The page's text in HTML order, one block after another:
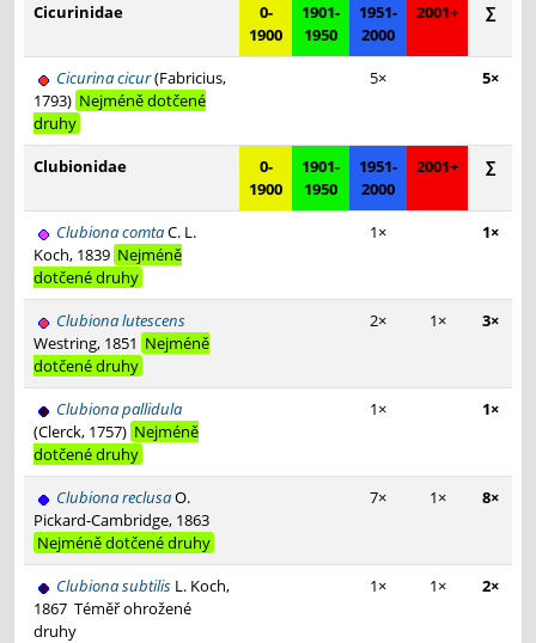
Cicurinidae
0-
1900
1901-
1950
1951-
2000
2001+ ∑
Cicurina cicur(Fabricius,
1793) Nejméně dotčené
druhy
5× 5×
Clubionidae
0-
1900
1901-
1950
1951-
2000
2001+ ∑
Clubiona comtaC. L.
Koch, 1839 Nejméně
dotčené druhy
1× 1×
Clubiona lutescens
Westring, 1851 Nejméně
dotčené druhy
2× 1× 3×
Clubiona pallidula
(Clerck, 1757) Nejméně
dotčené druhy
1× 1×
Clubiona reclusaO.
Pickard-Cambridge, 1863
Nejméně dotčené druhy
7× 1× 8×
Clubiona subtilis L. Koch,
1867 Téměř ohrožené
druhy
1× 1× 2×